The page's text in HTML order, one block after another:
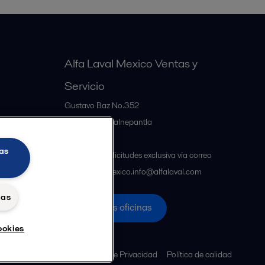
Alfa Laval Mexico Ventas y
Servicio
Gustavo Baz No.352
MX-54060Tlalnepantla
Atención a solicitudes exclusiva vía correo
electrónico mexico.info@alfalaval.com
Nuestras oficinas
Política de Privacidad Política de calidad